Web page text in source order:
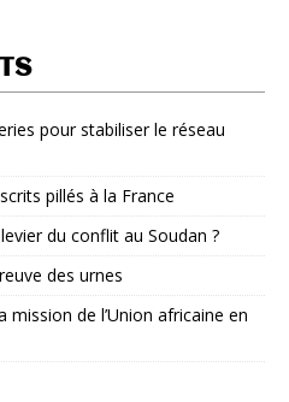
pour stabiliser le réseau
pillés à la France
du conflit au Soudan ?
des urnes
de l’Union africaine en